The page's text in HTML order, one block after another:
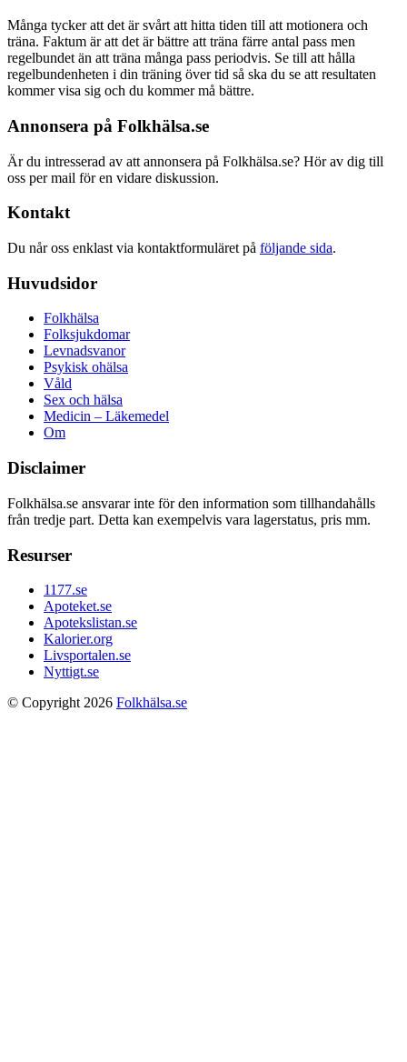
Många tycker att det är svårt att hitta tiden till att motionera och
träna. Faktum är att det är bättre att träna färre antal pass men
regelbundet än att träna många pass periodvis. Se till att hålla
regelbundenheten i din träning över tid så ska du se att resultaten
kommer visa sig och du kommer må bättre.
Annonsera på Folkhälsa.se
Är du intresserad av att annonsera på Folkhälsa.se? Hör av dig till
oss per mail för en vidare diskussion.
Kontakt
Du når oss enklast via kontaktformuläret på följande sida.
Huvudsidor
Folkhälsa
Folksjukdomar
Levnadsvanor
Psykisk ohälsa
Våld
Sex och hälsa
Medicin – Läkemedel
Om
Disclaimer
Folkhälsa.se ansvarar inte för den information som tillhandahålls
från tredje part. Detta kan exempelvis vara lagerstatus, pris mm.
Resurser
1177.se
Apoteket.se
Apotekslistan.se
Kalorier.org
Livsportalen.se
Nyttigt.se
© Copyright 2026 Folkhälsa.se